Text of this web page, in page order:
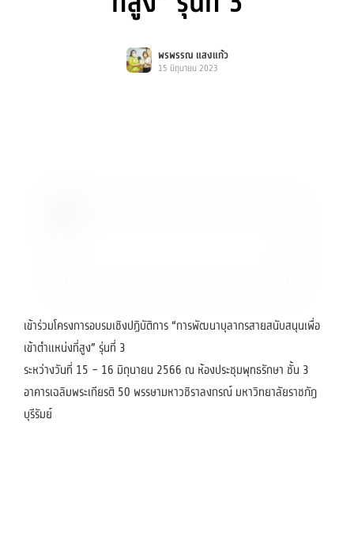
พรพรรณ แสงแก้ว
15 มิถุนายน 2023
เข้าร่วมโครงการอบรมเชิงปฏิบัติการ “การพัฒนาบุลากรสายสนับสนุนเพื่อ
เข้าตำแหน่งที่สูง” รุ่นที่ 3
ระหว่างวันที่ 15 – 16 มิถุนายน 2566 ณ ห้องประชุมพุทธรักษา ชั้น 3
อาคารเฉลิมพระเกียรติ 50 พรรษามหาวชิราลงกรณ์ มหาวิทยาลัยราชภัฏ
บุรีรัมย์